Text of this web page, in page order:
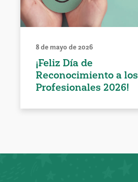
8 de mayo de 2026
¡Feliz Día de
Reconocimiento a los
Profesionales 2026!